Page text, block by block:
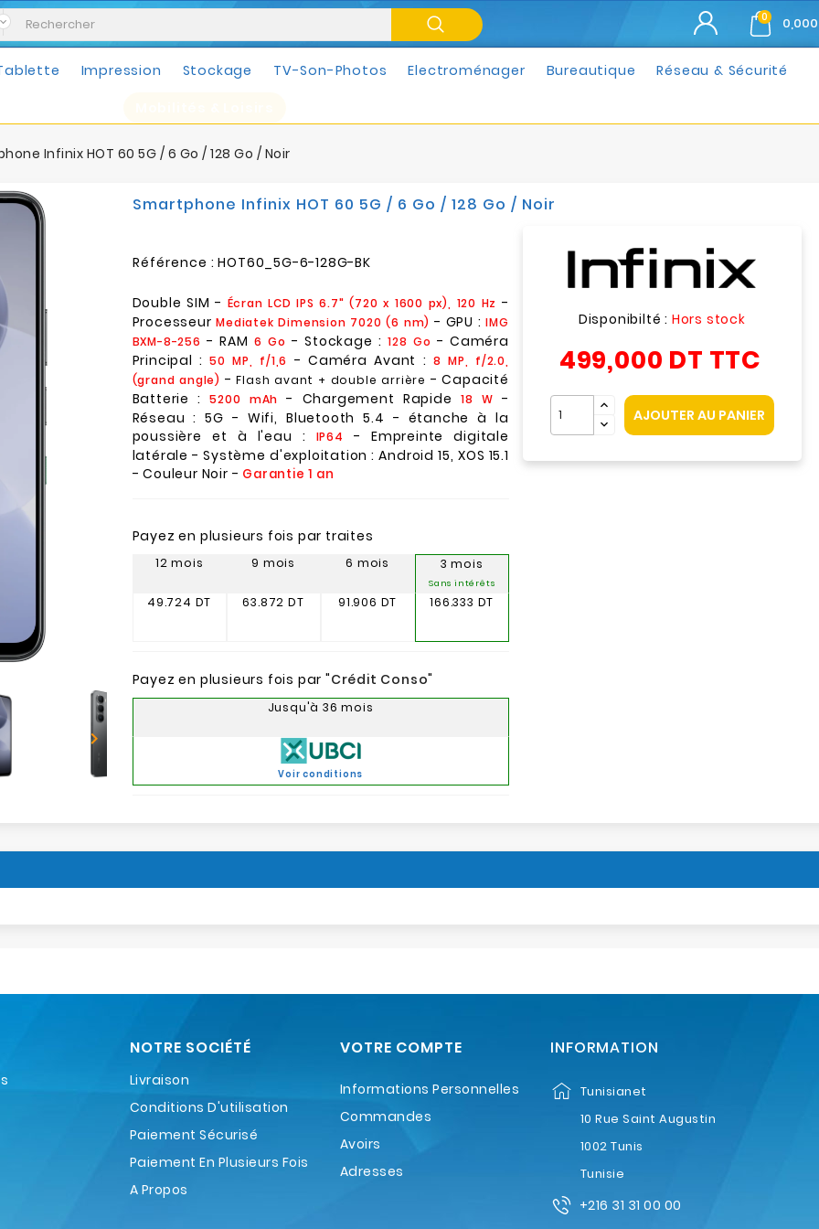
0
Impression Stockage TV-Son-Photos Electroménager Bureautique Réseau & Sécurité
Infinix HOT 60 5G / 6 Go / 128 Go / Noir

Smartphone Infinix HOT 60 5G / 6 Go / 128 Go / Noir
Référence : HOT60_5G-6-128G-BK
Double SIM - Écran LCD IPS 6.7" (720 x 1600 px), 120 Hz -
ProcesseurMediatek Dimension 7020 (6 nm) - GPU :IMG
BXM-8-256 - RAM 6 Go - Stockage :128 Go - Caméra
Principal :50 MP, f/1,6 - Caméra Avant : 8 MP, f/2.0,
(grand angle) -Flash avant + double arrière - Capacité
Batterie :5200 mAh - Chargement Rapide 18 W -
Réseau : 5G - Wifi, Bluetooth 5.4 - étanche à la
poussière et à l'eau :
IP64
- Empreinte digitale
latérale - Système d'exploitation : Android 15, XOS 15.1
- Couleur Noir - Garantie 1 an
Disponibilté : Hors stock
499,000 DT TTC
AJOUTER AU PANIER
Payez en plusieurs fois par traites
12 mois
49.724 DT
9 mois
63.872 DT
6 mois
91.906 DT
3 mois
Sans intérêts
166.333 DT
Payez en plusieurs fois par "Crédit Conso"
Jusqu'à 36 mois
Voir conditions
NOTRE SOCIÉTÉ
Livraison
Conditions D'utilisation
Paiement Sécurisé
Paiement En Plusieurs Fois
A Propos
VOTRE COMPTE
Informations Personnelles
Commandes
Avoirs
Adresses
INFORMATION
Tunisianet
10 Rue Saint Augustin
1002 Tunis
Tunisie
+216 31 31 00 00